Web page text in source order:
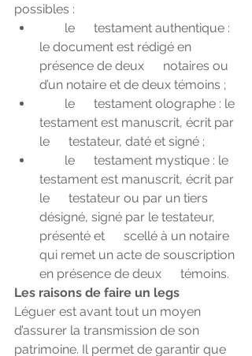
possibles :
le document est rédigé en
présence de deux      notaires ou
d’un notaire et de deux témoins ;
testament est manuscrit, écrit par
le      testateur, daté et signé ;
testament est manuscrit, écrit par
le      testateur ou par un tiers
désigné, signé par le testateur,
présenté et      scellé à un notaire
qui remet un acte de souscription
en présence de deux      témoins.
Les raisons de faire un legs
Léguer est avant tout un moyen
d’assurer la transmission de son
patrimoine. Il permet de garantir que